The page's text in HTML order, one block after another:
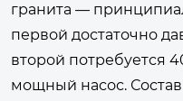
гранита —
первой достаточно
второй потребуется
мощный насос.